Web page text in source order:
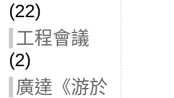
(22)
工程會議
(2)
廣達《游於